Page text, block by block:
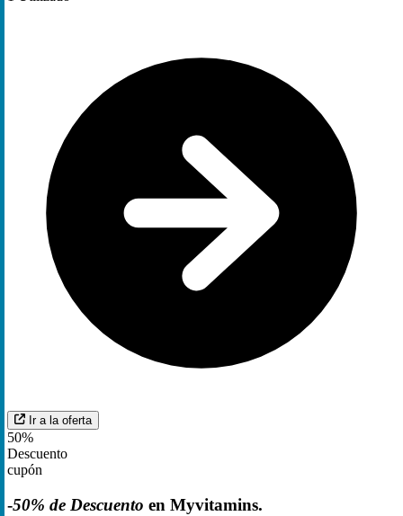
Ir a la oferta
50%
Descuento
cupón
-50% de Descuento en Myvitamins.